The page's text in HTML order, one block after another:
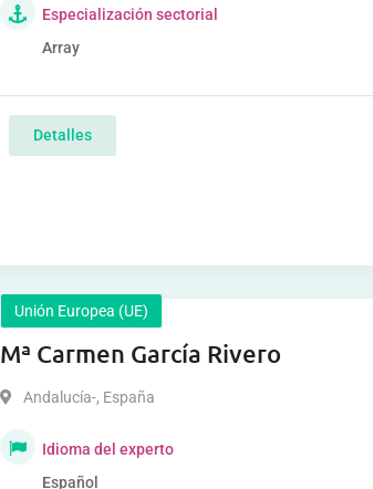
Especialización sectorial
Array
Detalles
Unión Europea (UE)
Mª Carmen García Rivero
Andalucía-, España
Idioma del experto
Español